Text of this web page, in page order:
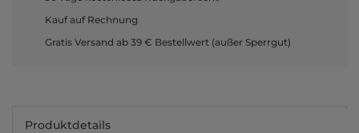
Kauf auf Rechnung
Gratis Versand ab 39 € Bestellwert (außer Sperrgut)
Produktdetails